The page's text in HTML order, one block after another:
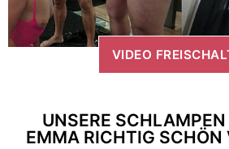
VIDEO
UNSERE
EMMA RICHTIG SCHÖN